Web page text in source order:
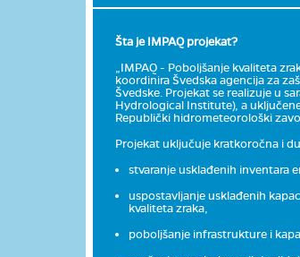
Šta je IMPAQ projekat?
„IMPAQ - Poboljšanje kvaliteta
koordinira Švedska agencija za
Švedske. Projekat se realizuje u
Hydrological Institute), a
Republički hidrometeorološki
Projekat uključuje kratkoročna i
stvaranje usklađenih inventara
uspostavljanje usklađenih
kvaliteta zraka,
poboljšanje infrastrukture i